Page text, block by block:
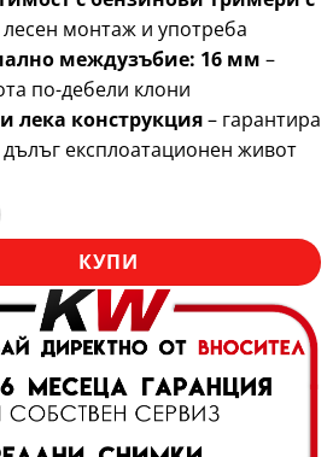
лесен монтаж и употреба
междузъбие: 16 мм –
по-дебели клони
лека конструкция– гарантира
експлоатационен живот
за Приставка храсторез за
КУПИ